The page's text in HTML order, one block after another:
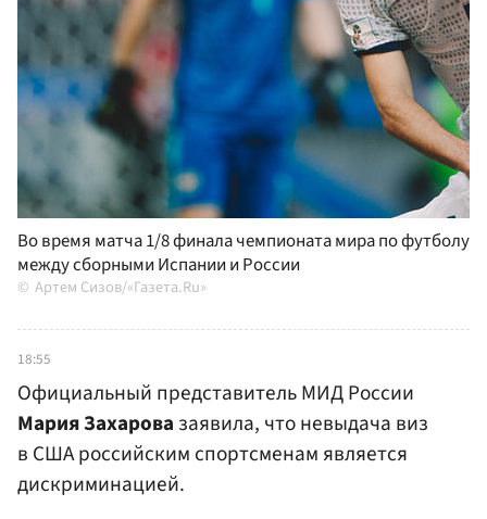
Во время матча 1/8 финала чемпионата мира по футболу
между сборными Испании и России
Артем Сизов/«Газета.Ru»
18:55
Официальный представитель МИД России
Мария Захарова заявила, что невыдача виз
в США российским спортсменам является
дискриминацией.